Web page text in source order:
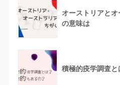
オーストリアと
の意味は
積極的疫学調査